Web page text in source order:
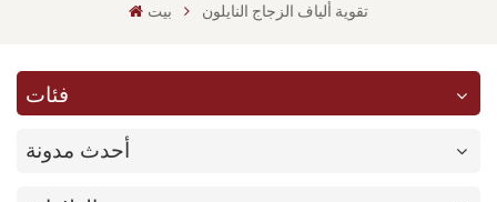
بيت تقوية ألياف الزجاج النايلون
فئات
أحدث مدونة